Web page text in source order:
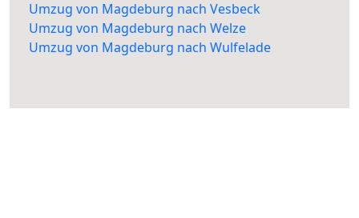
Umzug von Magdeburg nach Vesbeck
Umzug von Magdeburg nach Welze
Umzug von Magdeburg nach Wulfelade